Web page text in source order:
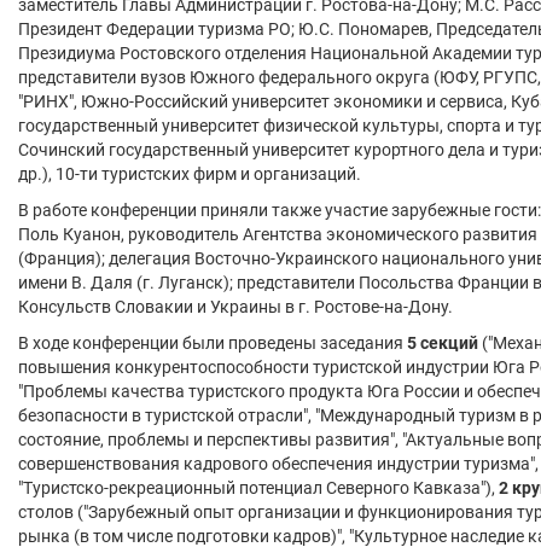
заместитель Главы Администрации г. Ростова-на-Дону; М.С.
Президент Федерации туризма РО; Ю.С. Пономарев,
Президиума Ростовского отделения Национальной Академии
представители вузов Южного федерального округа (ЮФУ,
"РИНХ", Южно-Российский университет экономики и сервиса,
государственный университет физической культуры, спорта и
Сочинский государственный университет курортного дела и
др.), 10-ти туристских фирм и организаций.
В работе конференции приняли также участие зарубежные
Поль Куанон, руководитель Агентства экономического
(Франция); делегация Восточно-Украинского национального
имени В. Даля (г. Луганск); представители Посольства Франции
Консульств Словакии и Украины в г. Ростове-на-Дону.
В ходе конференции были проведены заседания 5 секций
повышения конкурентоспособности туристской индустрии Юга
"Проблемы качества туристского продукта Юга России и
безопасности в туристской отрасли", "Международный туризм в
состояние, проблемы и перспективы развития", "Актуальные
совершенствования кадрового обеспечения индустрии туризма",
"Туристско-рекреационный потенциал Северного Кавказа"), 2
столов ("Зарубежный опыт организации и функционирования
рынка (в том числе подготовки кадров)", "Культурное наследие